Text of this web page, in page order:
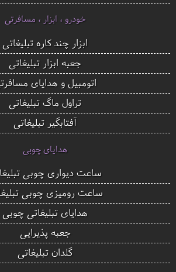
خودرو ، ابزار ، مسافرتی
ابزار چند کاره تبلیغاتی
جعبه ابزار تبلیغاتی
اتومبیل و هدایای
تراول ماگ تبلیغاتی
آفتابگیر تبلیغاتی
هدایای چوبی
ساعت دیواری چوبی
ساعت رومیزی چوبی
هدایای تبلیغاتی چوبی
جعبه پذیرایی
گلدان تبلیغاتی